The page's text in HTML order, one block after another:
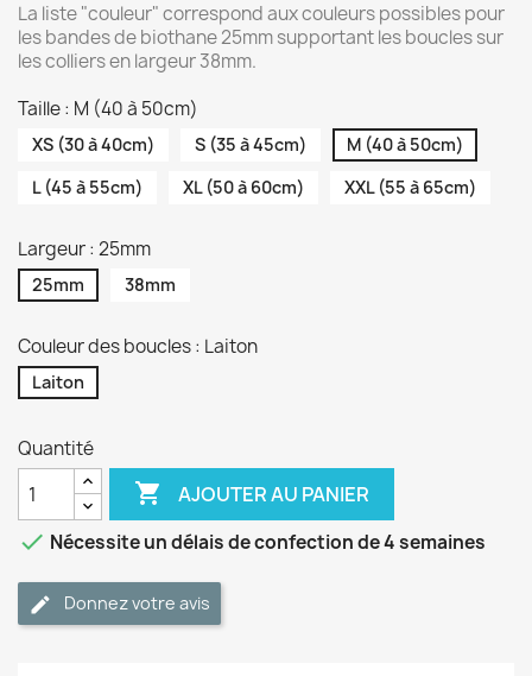
La liste "couleur" correspond aux couleurs possibles pour
les bandes de biothane 25mm supportant les boucles sur
les colliers en largeur 38mm.
Taille : M (40 à 50cm)
XS (30 à 40cm) S (35 à 45cm)
M (40 à 50cm)
L (45 à 55cm)
XL (50 à 60cm) XXL (55 à 65cm)
Largeur : 25mm
25mm 38mm
Couleur des boucles : Laiton
Laiton
Quantité
 AJOUTER AU PANIER
 Nécessite un délais de confection de 4 semaines
Donnez votre avis